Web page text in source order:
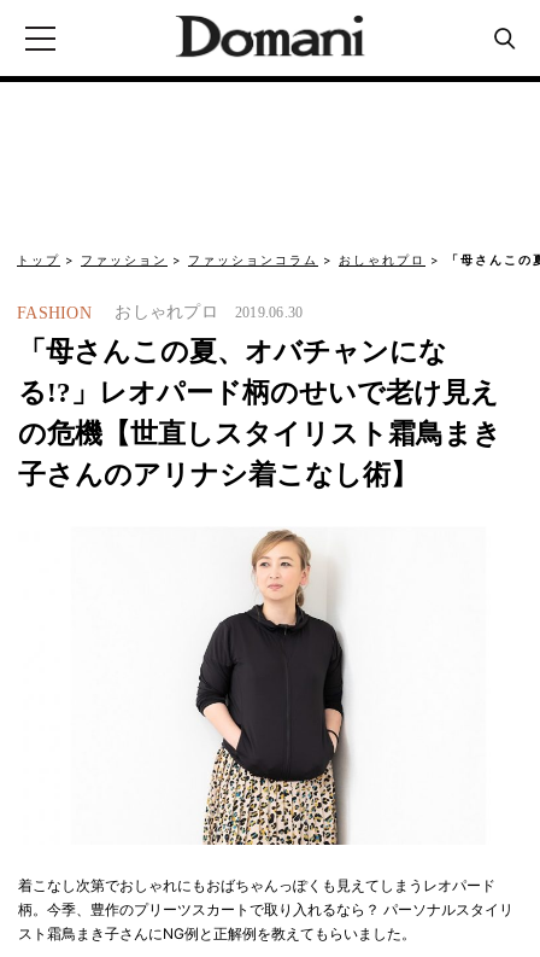
トップ ファッション ファッションコラム おしゃれプロ 「母さんこ
FASHION おしゃれプロ 2019.06.30
「母さんこの夏、オバチャンにな
る!?」レオパード柄のせいで老け見え
の危機【世直しスタイリスト霜鳥まき
子さんのアリナシ着こなし術】
着こなし次第でおしゃれにもおばちゃんっぽくも見えてしまうレオパード
柄。今季、豊作のプリーツスカートで取り入れるなら？ パーソナルスタイリ
スト霜鳥まき子さんにNG例と正解例を教えてもらいました。